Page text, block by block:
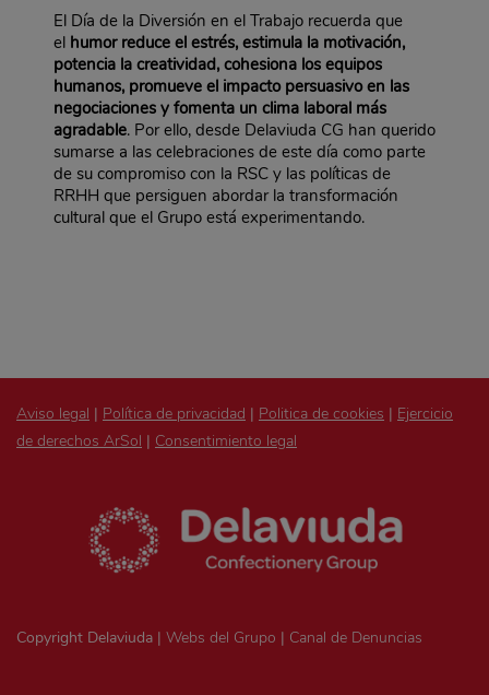
El Día de la Diversión en el Trabajo recuerda que
el humor reduce el estrés, estimula la motivación,
potencia la creatividad, cohesiona los equipos
humanos, promueve el impacto persuasivo en las
negociaciones y fomenta un clima laboral más
agradable. Por ello, desde Delaviuda CG han querido
sumarse a las celebraciones de este día como parte
de su compromiso con la RSC y las políticas de
RRHH que persiguen abordar la transformación
cultural que el Grupo está experimentando.
Aviso legal | Política de privacidad | Politica de cookies | Ejercicio
de derechos ArSol | Consentimiento legal
Copyright Delaviuda | Webs del Grupo | Canal de Denuncias